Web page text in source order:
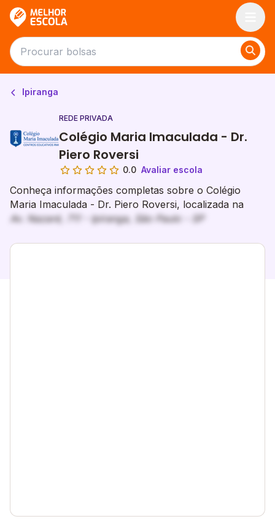
Ipiranga
REDE PRIVADA
Colégio Maria Imaculada - Dr.
Piero Roversi
0.0 Avaliar escola
Conheça informações completas sobre o Colégio
Maria Imaculada - Dr. Piero Roversi, localizada na
Av. Nazaré, 711 - Ipiranga, São Paulo - SP